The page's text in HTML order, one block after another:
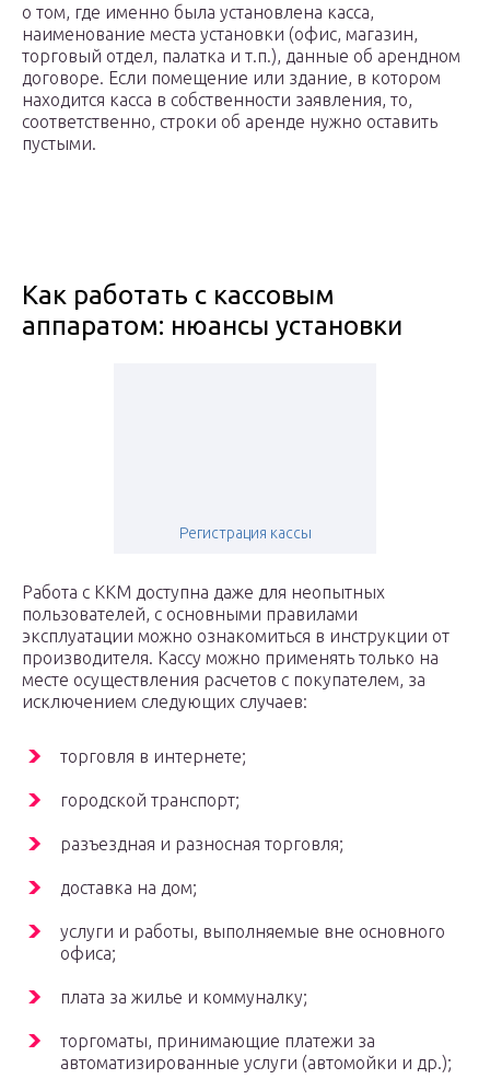
о том, где именно была установлена касса,
наименование места установки (офис, магазин,
торговый отдел, палатка и т.п.), данные об арендном
договоре. Если помещение или здание, в котором
находится касса в собственности заявления, то,
соответственно, строки об аренде нужно оставить
пустыми.
Как работать с кассовым
аппаратом: нюансы установки
Регистрация кассы
Работа с ККМ доступна даже для неопытных
пользователей, с основными правилами
эксплуатации можно ознакомиться в инструкции от
производителя. Кассу можно применять только на
месте осуществления расчетов с покупателем, за
исключением следующих случаев:
торговля в интернете;
городской транспорт;
разъездная и разносная торговля;
доставка на дом;
услуги и работы, выполняемые вне основного
офиса;
плата за жилье и коммуналку;
торгоматы, принимающие платежи за
автоматизированные услуги (автомойки и др.);